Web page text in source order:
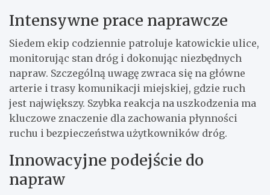
Intensywne prace naprawcze
Siedem ekip codziennie patroluje katowickie ulice,
monitorując stan dróg i dokonując niezbędnych
napraw. Szczególną uwagę zwraca się na główne
arterie i trasy komunikacji miejskiej, gdzie ruch
jest największy. Szybka reakcja na uszkodzenia ma
kluczowe znaczenie dla zachowania płynności
ruchu i bezpieczeństwa użytkowników dróg.
Innowacyjne podejście do
napraw